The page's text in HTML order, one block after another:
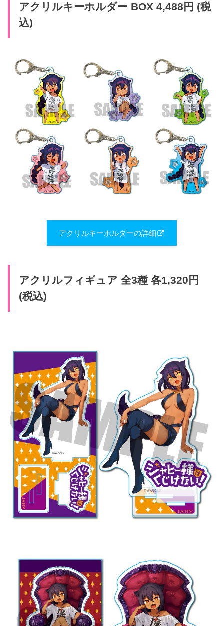
アクリルキーホルダー BOX 4,488円 (税
込)
アクリルキーホルダーの詳細
アクリルフィギュア 全3種 各1,320円
(税込)